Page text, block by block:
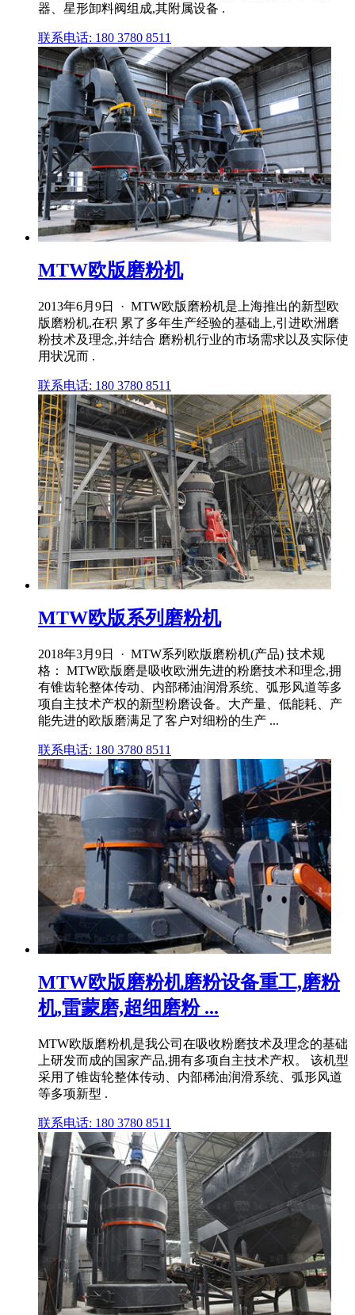
器、星形卸料阀组成,其附属设备 .
联系电话: 180 3780 8511
MTW欧版磨粉机
2013年6月9日 · MTW欧版磨粉机是上海推出的新型欧
版磨粉机,在积 累了多年生产经验的基础上,引进欧洲磨
粉技术及理念,并结合 磨粉机行业的市场需求以及实际使
用状况而 .
联系电话: 180 3780 8511
MTW欧版系列磨粉机
2018年3月9日 · MTW系列欧版磨粉机(产品) 技术规
格： MTW欧版磨是吸收欧洲先进的粉磨技术和理念,拥
有锥齿轮整体传动、内部稀油润滑系统、弧形风道等多
项自主技术产权的新型粉磨设备。大产量、低能耗、产
能先进的欧版磨满足了客户对细粉的生产 ...
联系电话: 180 3780 8511
MTW欧版磨粉机磨粉设备重工,磨粉
机,雷蒙磨,超细磨粉 ...
MTW欧版磨粉机是我公司在吸收粉磨技术及理念的基础
上研发而成的国家产品,拥有多项自主技术产权。 该机型
采用了锥齿轮整体传动、内部稀油润滑系统、弧形风道
等多项新型 .
联系电话: 180 3780 8511